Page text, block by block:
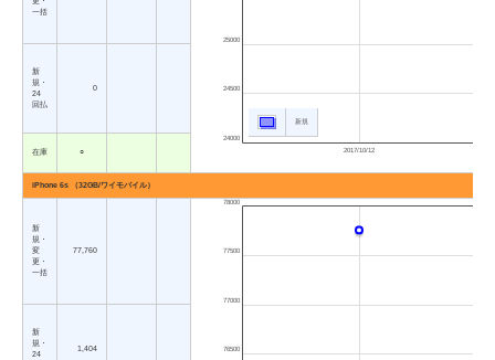
一括
2017/10/12
24000
24500
25000
新規
新
規・
24
回払
0
在庫 ○
iPhone 6s （32GB/ワイモバイル）
新
規・
変
更・
一括
77,760
76500
77000
77500
78000
新
規・
24
1,404